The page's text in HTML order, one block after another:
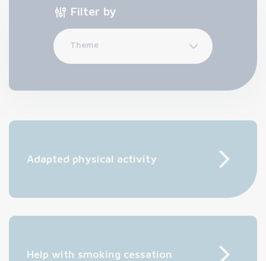
Filter by
Theme
Adapted physical activity
Help with smoking cessation